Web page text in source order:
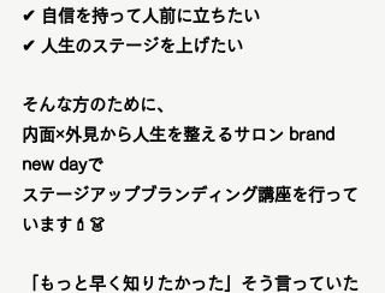
✔ 自信を持って人前に立ちたい
✔ 人生のステージを上げたい
そんな方のために、
内面×外見から人生を整えるサロン brand
new dayで
ステージアップブランディング講座を行って
います💄👗
「もっと早く知りたかった」そう言っていた